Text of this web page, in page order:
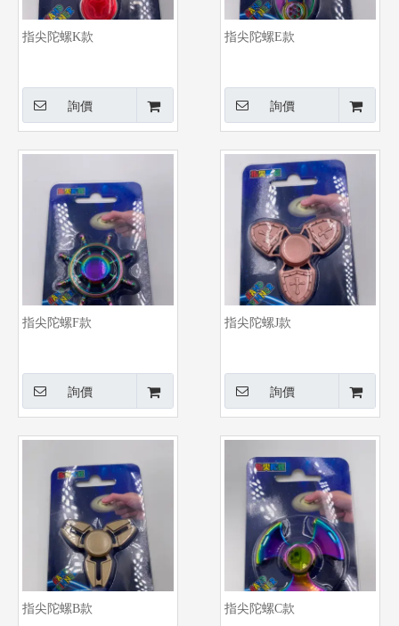
指尖陀螺K款
詢價
指尖陀螺E款
詢價
指尖陀螺F款
詢價
指尖陀螺J款
詢價
指尖陀螺B款 指尖陀螺C款